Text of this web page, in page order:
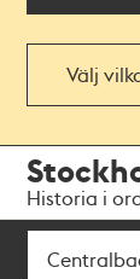
Välj
navigationen
huvudinnehållet
Historia i
Sök